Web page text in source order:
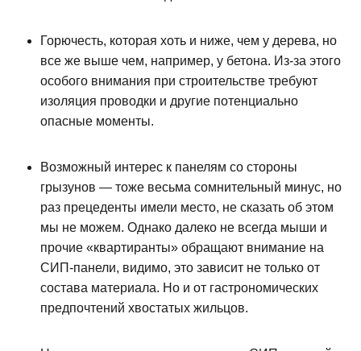
Горючесть, которая хоть и ниже, чем у дерева, но
все же выше чем, например, у бетона. Из-за этого
особого внимания при строительстве требуют
изоляция проводки и другие потенциально
опасные моменты.
Возможный интерес к панелям со стороны
грызунов — тоже весьма сомнительный минус, но
раз прецеденты имели место, не сказать об этом
мы не можем. Однако далеко не всегда мыши и
прочие «квартиранты» обращают внимание на
СИП-панели, видимо, это зависит не только от
состава материала. Но и от гастрономических
предпочтений хвостатых жильцов.